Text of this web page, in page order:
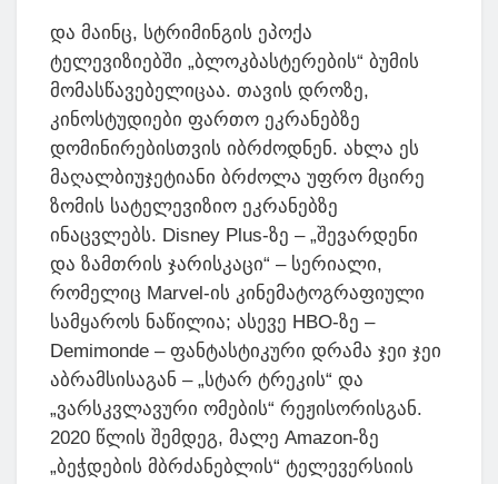
და მაინც, სტრიმინგის ეპოქა
ტელევიზიებში „ბლოკბასტერების“ ბუმის
მომასწავებელიცაა. თავის დროზე,
კინოსტუდიები ფართო ეკრანებზე
დომინირებისთვის იბრძოდნენ. ახლა ეს
მაღალბიუჯეტიანი ბრძოლა უფრო მცირე
ზომის სატელევიზიო ეკრანებზე
ინაცვლებს. Disney Plus-ზე – „შევარდენი
და ზამთრის ჯარისკაცი“ – სერიალი,
რომელიც Marvel-ის კინემატოგრაფიული
სამყაროს ნაწილია; ასევე HBO-ზე –
Demimonde – ფანტასტიკური დრამა ჯეი ჯეი
აბრამსისაგან – „სტარ ტრეკის“ და
„ვარსკვლავური ომების“ რეჟისორისგან.
2020 წლის შემდეგ, მალე Amazon-ზე
„ბეჭდების მბრძანებლის“ ტელევერსიის